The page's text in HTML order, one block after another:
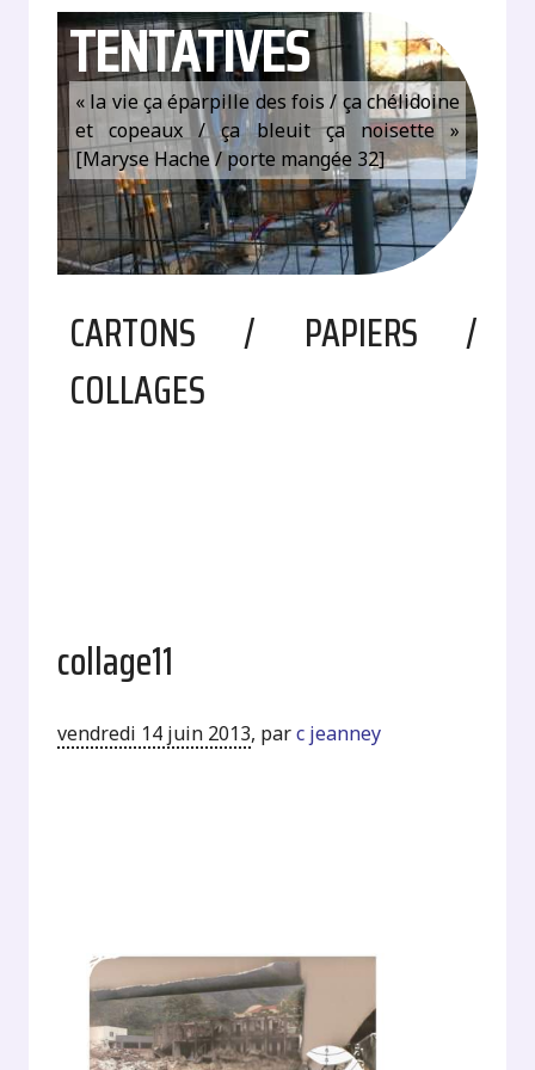
TENTATIVES
« la vie ça éparpille des fois / ça chélidoine
et copeaux / ça bleuit ça noisette »
[Maryse Hache / porte mangée 32]
CARTONS / PAPIERS /
COLLAGES
collage11
vendredi 14 juin 2013, parc jeanney